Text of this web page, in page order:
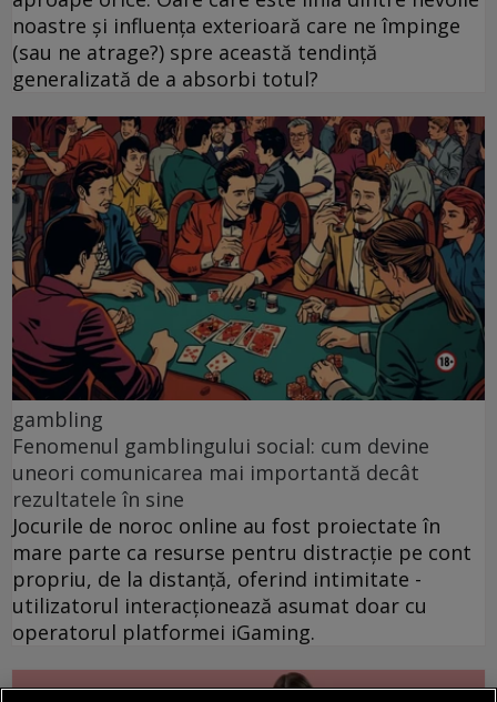
noastre și influența exterioară care ne împinge
(sau ne atrage?) spre această tendință
generalizată de a absorbi totul?
gambling
Fenomenul gamblingului social: cum devine
uneori comunicarea mai importantă decât
rezultatele în sine
Jocurile de noroc online au fost proiectate în
mare parte ca resurse pentru distracție pe cont
propriu, de la distanță, oferind intimitate -
utilizatorul interacționează asumat doar cu
operatorul platformei iGaming.